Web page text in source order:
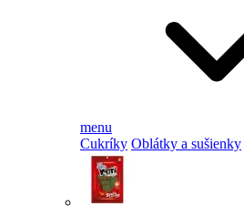
menu
Cukríky Oblátky a sušienky